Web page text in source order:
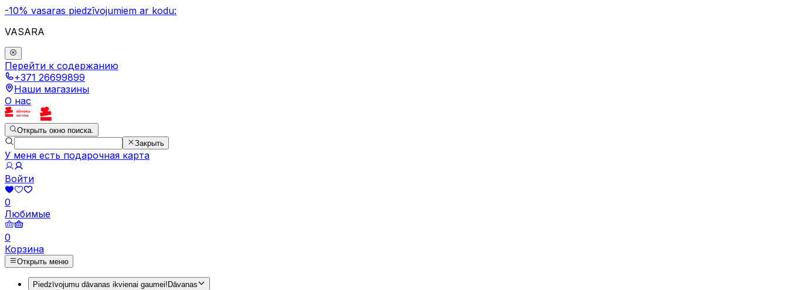
-10% vasaras piedzīvojumiem ar kodu:
VASARA
Перейти к содержанию
+371 26699899
Наши магазины
О нас
Открыть окно поиска.
Закрыть
У меня есть подарочная карта
Войти
0
Любимые
0
Корзина
Открыть меню
Piedzīvojumu dāvanas ikvienai gaumei!Dāvanas